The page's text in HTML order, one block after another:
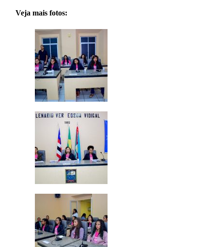
Veja mais fotos: